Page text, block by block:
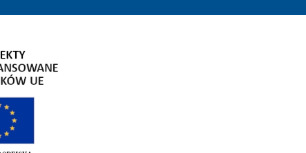
Gospodarka niskoemisyjna